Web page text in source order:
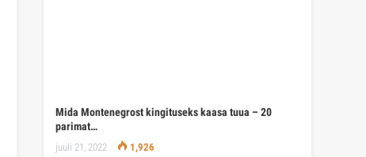
Mida Montenegrost kingituseks kaasa tuua – 20
parimat…
juuli 21, 2022 1,926